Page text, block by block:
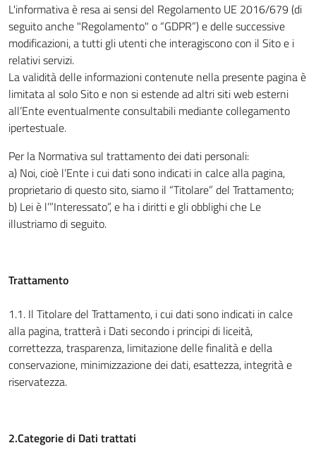
L'informativa è resa ai sensi del Regolamento UE 2016/679 (di
seguito anche "Regolamento" o “GDPR”) e delle successive
modificazioni, a tutti gli utenti che interagiscono con il Sito e i
relativi servizi.
La validità delle informazioni contenute nella presente pagina è
limitata al solo Sito e non si estende ad altri siti web esterni
all’Ente eventualmente consultabili mediante collegamento
ipertestuale.
Per la Normativa sul trattamento dei dati personali:
a) Noi, cioè l’Ente i cui dati sono indicati in calce alla pagina,
proprietario di questo sito, siamo il “Titolare” del Trattamento;
b) Lei è l’”Interessato”, e ha i diritti e gli obblighi che Le
illustriamo di seguito.
Trattamento
1.1. Il Titolare del Trattamento, i cui dati sono indicati in calce
alla pagina, tratterà i Dati secondo i principi di liceità,
correttezza, trasparenza, limitazione delle finalità e della
conservazione, minimizzazione dei dati, esattezza, integrità e
riservatezza.
2.Categorie di Dati trattati